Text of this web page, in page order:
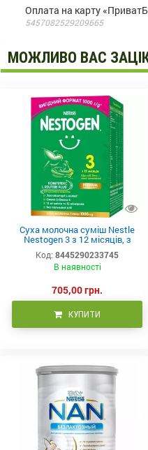
Оплата на карту
5457082529209665
МОЖЛИВО ВАС
Суха молочна суміш Nestle
Nestogen 3 з 12 місяців, з
лактобактеріями L.Reuteri,
1000г
Код: 8445290233745
В наявності
705,00 грн.
КУПИТИ